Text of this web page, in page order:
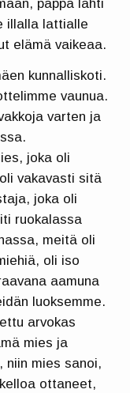
pappa lähti
illalla lattialle
elämä vaikeaa.
kunnalliskoti.
vaunua.
varten ja
joka oli
vakavasti sitä
joka oli
ruokalassa
meitä oli
oli iso
aamuna
luoksemme.
arvokas
mies ja
niin mies sanoi,
ottaneet,